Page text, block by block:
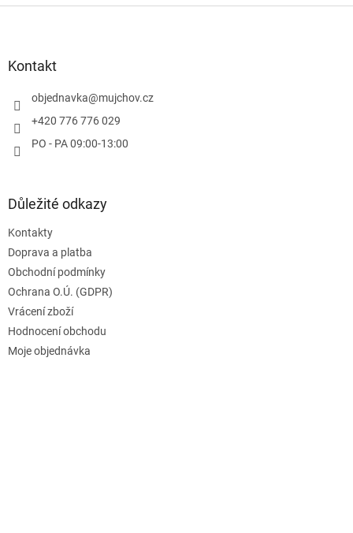
Kontakt
objednavka@mujchov.cz
+420 776 776 029
PO - PA 09:00-13:00
Důležité odkazy
Kontakty
Doprava a platba
Obchodní podmínky
Ochrana O.Ú. (GDPR)
Vrácení zboží
Hodnocení obchodu
Moje objednávka